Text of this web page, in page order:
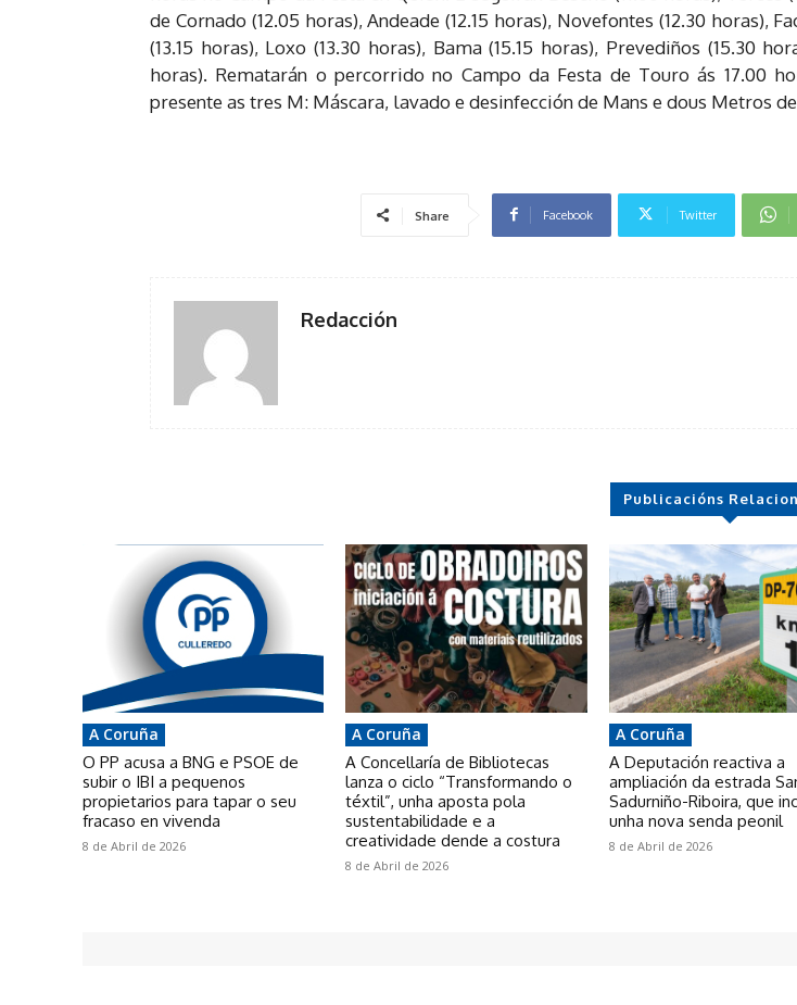
de Cornado (12.05 horas), Andeade (12.15 horas), Novefontes (12.30 horas),
(13.15 horas), Loxo (13.30 horas), Bama (15.15 horas), Prevediños (15.30
horas). Rematarán o percorrido no Campo da Festa de Touro ás 17.00
presente as tres M: Máscara, lavado e desinfección de Mans e dous Metros
Share Facebook Twitter
Redacción
Publicacións
A Coruña
O PP acusa a BNG e PSOE de
subir o IBI a pequenos
propietarios para tapar o seu
fracaso en vivenda
8 de Abril de 2026
A Coruña
A Concellaría de Bibliotecas
lanza o ciclo “Transformando o
téxtil”, unha aposta pola
sustentabilidade e a
creatividade dende a costura
8 de Abril de 2026
A Coruña
A Deputación reactiva a
ampliación da estrada
Sadurniño-Riboira, que
unha nova senda peonil
8 de Abril de 2026